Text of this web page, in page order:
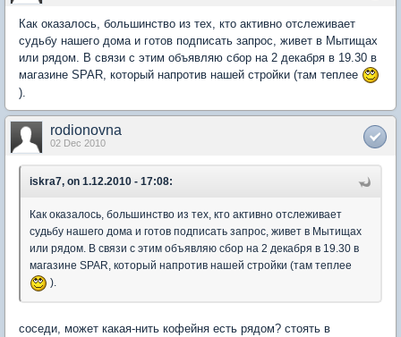
Как оказалось, большинство из тех, кто активно отслеживает
судьбу нашего дома и готов подписать запрос, живет в Мытищах
или рядом. В связи с этим объявляю сбор на 2 декабря в 19.30 в
магазине SPAR, который напротив нашей стройки (там теплее
).
rodionovna
02 Dec 2010
iskra7, on 1.12.2010 - 17:08:
Как оказалось, большинство из тех, кто активно отслеживает
судьбу нашего дома и готов подписать запрос, живет в Мытищах
или рядом. В связи с этим объявляю сбор на 2 декабря в 19.30 в
магазине SPAR, который напротив нашей стройки (там теплее
).
соседи, может какая-нить кофейня есть рядом? стоять в